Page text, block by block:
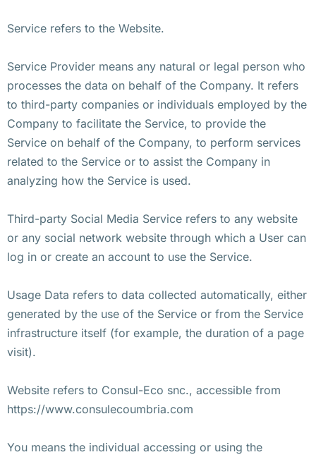
Service refers to the Website.
Service Provider means any natural or legal person who
processes the data on behalf of the Company. It refers
to third-party companies or individuals employed by the
Company to facilitate the Service, to provide the
Service on behalf of the Company, to perform services
related to the Service or to assist the Company in
analyzing how the Service is used.
Third-party Social Media Service refers to any website
or any social network website through which a User can
log in or create an account to use the Service.
Usage Data refers to data collected automatically, either
generated by the use of the Service or from the Service
infrastructure itself (for example, the duration of a page
visit).
Website refers to Consul-Eco snc., accessible from
https://www.consulecoumbria.com
You means the individual accessing or using the